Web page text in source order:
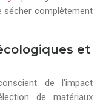
sécher complètement
et
de l’impact
de matériaux